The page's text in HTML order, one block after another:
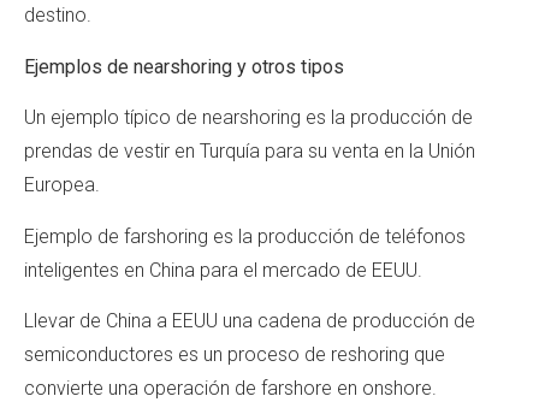
destino.
Ejemplos de nearshoring y otros tipos
Un ejemplo típico de nearshoring es la producción de
prendas de vestir en Turquía para su venta en la Unión
Europea.
Ejemplo de farshoring es la producción de teléfonos
inteligentes en China para el mercado de EEUU.
Llevar de China a EEUU una cadena de producción de
semiconductores es un proceso de reshoring que
convierte una operación de farshore en onshore.